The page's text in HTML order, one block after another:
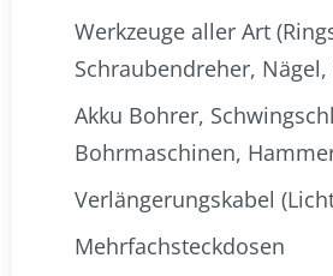
Werkzeuge aller Art
Schraubendreher,
Akku Bohrer,
Bohrmaschinen,
Verlängerungskabel
Mehrfachsteckdosen